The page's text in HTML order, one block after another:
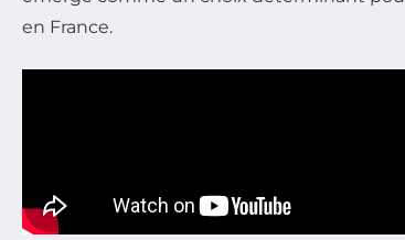
en France.